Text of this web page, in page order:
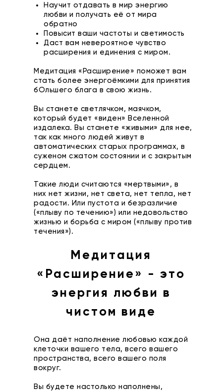
Научит отдавать в мир энергию
любви и получать её от мира
обратно
Повысит ваши частоты и светимость
Даст вам невероятное чувство
расширения и единения с миром.
Медитация «Расширение» поможет вам
стать более энергоёмкими для принятия
бОльшего блага в свою жизнь.
Вы станете светлячком, маячком,
который будет «виден» Вселенной
издалека. Вы станете «живыми» для нее,
так как много людей живут в
автоматических старых программах, в
суженом сжатом состоянии и с закрытым
сердцем.
Такие люди считаются «мертвыми», в
них нет жизни, нет света, нет тепла, нет
радости. Или пустота и безразличие
(«плыву по течению») или недовольство
жизнью и борьба с миром («плыву против
течения»).
Медитация
«Расширение» - это
энергия любви в
чистом виде
Она даёт наполнение любовью каждой
клеточки вашего тела, всего вашего
пространства, всего вашего поля
вокруг.
Вы будете настолько наполнены,